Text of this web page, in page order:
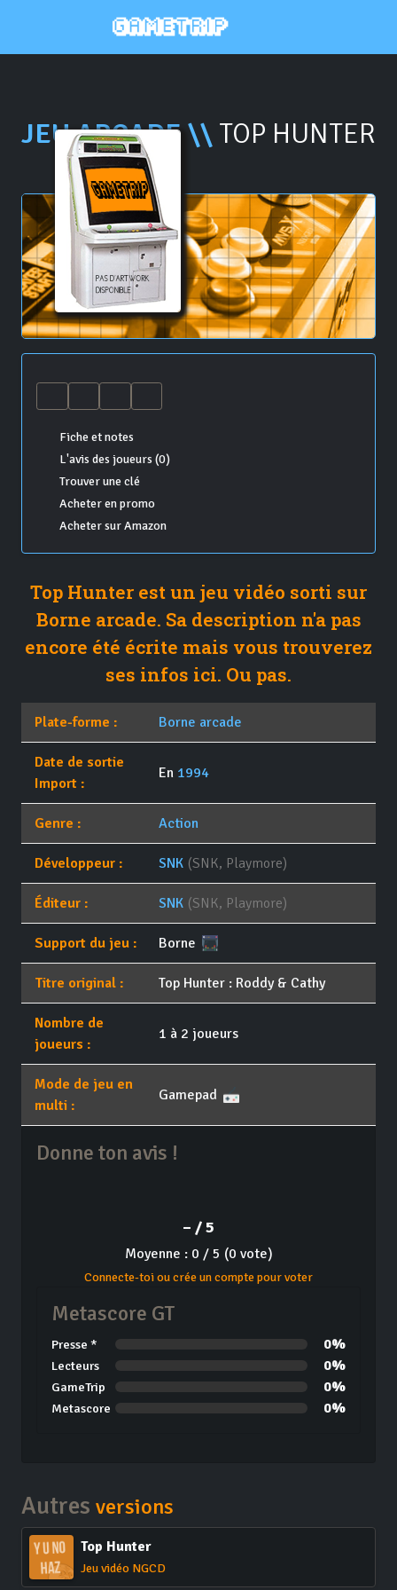
JEU ARCADE \\ TOP HUNTER
Fiche et notes
L'avis des joueurs (0)
Trouver une clé
Acheter en promo
Acheter sur Amazon
Top Hunter est un jeu vidéo sorti sur
Borne arcade. Sa description n'a pas
encore été écrite mais vous trouverez
ses infos ici. Ou pas.
Plate-forme : Borne arcade
Date de sortie
Import :
En 1994
Genre : Action
Développeur : SNK (SNK, Playmore)
Éditeur : SNK (SNK, Playmore)
Support du jeu : Borne
Titre original : Top Hunter : Roddy & Cathy
Nombre de
joueurs :
1 à 2 joueurs
Mode de jeu en
multi :
Gamepad
Donne ton avis !
– / 5
Moyenne : 0 / 5 (0 vote)
Connecte-toi ou crée un compte pour voter
Metascore GT
Presse * 0%
Lecteurs 0%
GameTrip 0%
Metascore 0%
Autres versions
Top Hunter
Jeu vidéo NGCD